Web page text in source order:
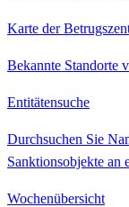
Karte der
Bekannte Standorte
Entitätensuche
Durchsuchen Sie
Sanktionsobjekte an
Wochenübersicht